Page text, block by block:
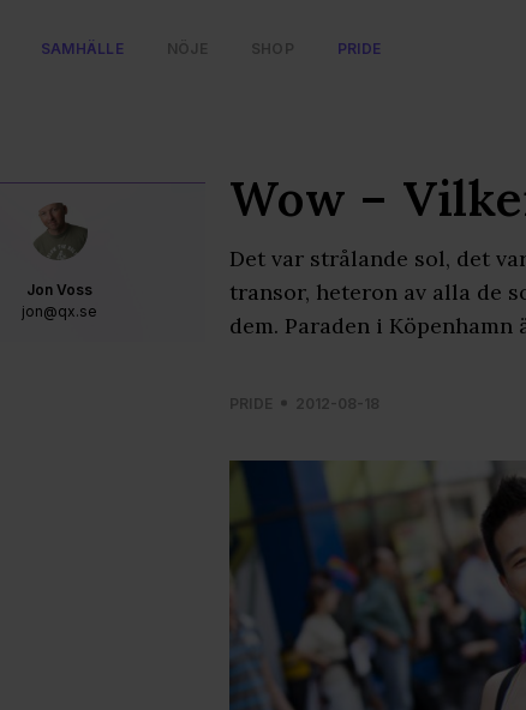
SAMHÄLLE NÖJE SHOP PRIDE
Jon Voss
jon@qx.se
Wow –
Det var strålande sol, det
transor, heteron av alla de
dem. Paraden i
PRIDE 2012-08-18